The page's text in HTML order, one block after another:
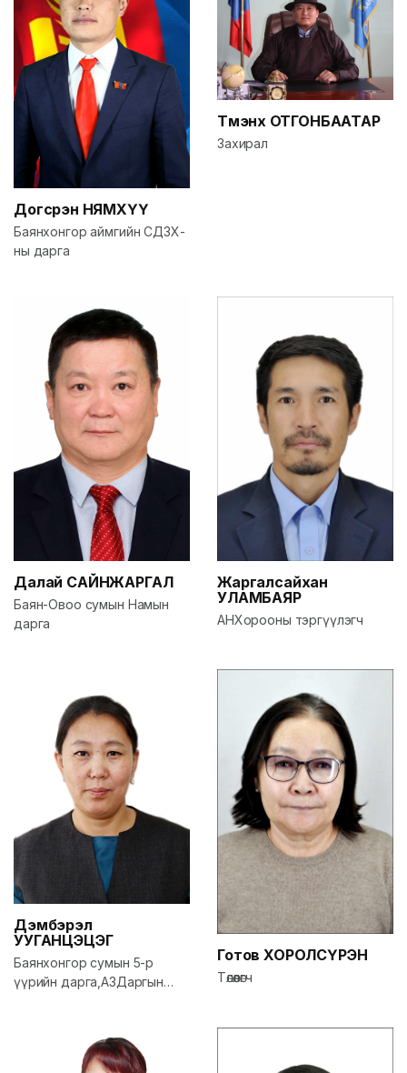
Догсүрэн НЯМХҮҮ
Баянхонгор аймгийн СДЗХ-
ны дарга
Түмэнхүү ОТГОНБААТАР
Захирал
Далай САЙНЖАРГАЛ
Баян-Овоо сумын Намын
дарга
Жаргалсайхан
УЛАМБАЯР
АНХорооны тэргүүлэгч
Дэмбэрэл
УУГАНЦЭЦЭГ
Баянхонгор сумын 5-р
үүрийн дарга,АЗДаргын
Готов ХОРОЛСҮРЭН
Төлөөлөгч